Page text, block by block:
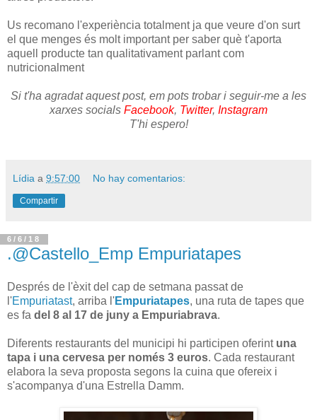
Us recomano l'experiència totalment ja que veure d'on surt
el que menges és molt important per saber què t'aporta
aquell producte tan qualitativament parlant com
nutricionalment
Si t'ha agradat aquest post, em pots trobar i seguir-me a les
xarxes socials Facebook, Twitter, Instagram
T'hi espero!
Lídia a 9:57:00 No hay comentarios:
Compartir
6/6/18
.@Castello_Emp Empuriatapes
Després de l'èxit del cap de setmana passat de
l'Empuriatast, arriba l'Empuriatapes, una ruta de tapes que
es fa del 8 al 17 de juny a Empuriabrava.
Diferents restaurants del municipi hi participen oferint una
tapa i una cervesa per només 3 euros. Cada restaurant
elabora la seva proposta segons la cuina que ofereix i
s'acompanya d'una Estrella Damm.